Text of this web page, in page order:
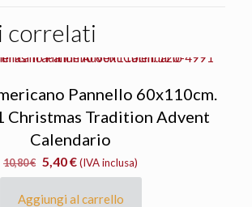
correlati
Pannello 60x110cm.
Christmas Tradition Advent
Calendario
10,80€ Il
prezzo
originale
5,40€Il
prezzo
attuale
(IVA inclusa)
Aggiungi al carrello